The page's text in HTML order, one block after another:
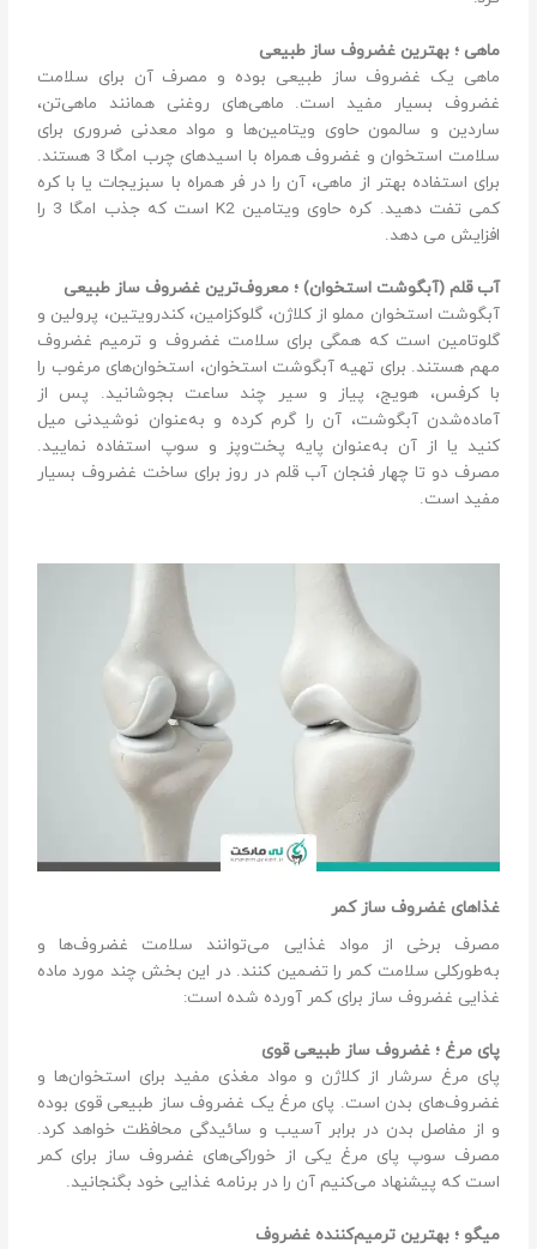
ماهی ؛ بهترین غضروف ساز طبیعی
ماهی یک غضروف ساز طبیعی بوده و مصرف آن برای سلامت
غضروف بسیار مفید است. ماهی‌های روغنی همانند ماهی‌تن،
ساردین و سالمون حاوی ویتامین‌ها و مواد معدنی ضروری برای
سلامت استخوان و غضروف همراه با اسیدهای چرب امگا 3 هستند.
برای استفاده بهتر از ماهی، آن را در فر همراه با سبزیجات یا با کره
کمی تفت دهید. کره حاوی ویتامین K2 است که جذب امگا 3 را
افزایش می دهد.
آب قلم (آبگوشت استخوان) ؛ معروف‌ترین غضروف ساز طبیعی
آبگوشت استخوان مملو از کلاژن، گلوکزامین، کندرویتین، پرولین و
گلوتامین است که همگی برای سلامت غضروف و ترمیم غضروف
مهم هستند. برای تهیه آبگوشت استخوان، استخوان‌های مرغوب را
با کرفس، هویج، پیاز و سیر چند ساعت بجوشانید. پس از
آماده‌شدن آبگوشت، آن را گرم کرده و به‌عنوان نوشیدنی میل
کنید یا از آن به‌عنوان پایه پخت‌وپز و سوپ استفاده نمایید.
مصرف دو تا چهار فنجان آب قلم در روز برای ساخت غضروف بسیار
مفید است.
غذاهای غضروف ساز کمر
مصرف برخی از مواد غذایی می‌توانند سلامت غضروف‌ها و
به‌طورکلی سلامت کمر را تضمین کنند. در این بخش چند مورد ماده
غذایی غضروف ساز برای کمر آورده شده است:
پای مرغ ؛ غضروف ساز طبیعی قوی
پای مرغ سرشار از کلاژن و مواد مغذی مفید برای استخوان‌ها و
غضروف‌های بدن است. پای مرغ یک غضروف ساز طبیعی قوی بوده
و از مفاصل بدن در برابر آسیب و سائیدگی محافظت خواهد کرد.
مصرف سوپ پای مرغ یکی از خوراکی‌های غضروف ساز برای کمر
است که پیشنهاد می‌کنیم آن را در برنامه غذایی خود بگنجانید.
میگو ؛ بهترین ترمیم‌کننده غضروف